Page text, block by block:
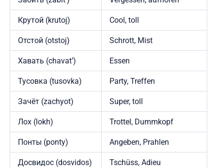
Крутой (krutoj) Cool, toll
Отстой (otstoj) Schrott, Mist
Хавать (chavat’) Essen
Тусовка (tusovka) Party, Treffen
Зачёт (zachyot) Super, toll
Лох (lokh) Trottel, Dummkopf
Понты (ponty) Angeben, Prahlen
Досвидос (dosvidos) Tschüss, Adieu